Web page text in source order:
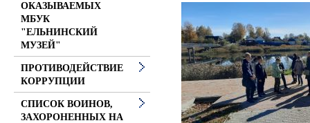
ОКАЗЫВАЕМЫХ
МБУК
"ЕЛЬНИНСКИЙ
МУЗЕЙ"
ПРОТИВОДЕЙСТВИЕ
КОРРУПЦИИ
СПИСОК ВОИНОВ,
ЗАХОРОНЕННЫХ НА